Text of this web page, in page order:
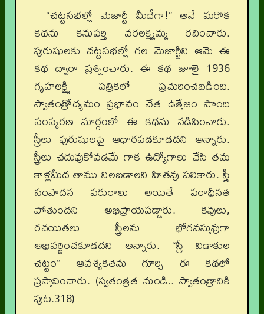
“చట్టసభల్లో మెజార్టీ మీదేగా!” అనే మరొక
కథను కనుపర్తి వరలక్ష్మమ్మ రచించారు.
పురుషులకు చట్టసభల్లో గల మెజార్టీని ఆమె ఈ
కథ ద్వారా ప్రశ్నించారు. ఈ కథ జూలై 1936
గృహలక్ష్మి పత్రికలో ప్రచురించబడింది.
స్వాతంత్రోద్యమం ప్రభావం చేత ఉత్తేజం పొంది
సంస్కరణ మార్గంలో ఈ కథను నడిపించారు.
స్త్రీలు పురుషులపై ఆధారపడకూడదని అన్నారు.
స్త్రీలు చదువుకోవడమే గాక ఉద్యోగాలు చేసి తమ
కాళ్లమీద తాము నిలబడాలని హితవు పలికారు. స్త్రీ
సంపాదన పరురాలు అయితే పరాధీనత
పోతుందని అభిప్రాయపడ్డారు. కవులు,
రచయితలు స్త్రీలను భోగవస్తువుగా
అభివర్ణించకూడదని అన్నారు. “స్త్రీ విడాకుల
చట్టం” ఆవశ్యకతను గూర్చి ఈ కథలో
ప్రస్తావించారు. (స్వతంత్రత నుండి.. స్వాతంత్రానికి
పుట.318)